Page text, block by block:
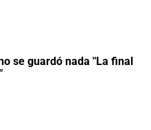
se guardó nada "La final